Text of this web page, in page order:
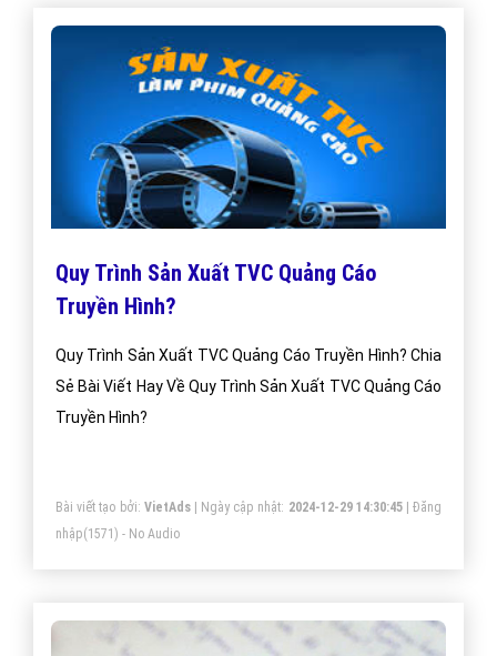
Quy Trình Sản Xuất TVC Quảng Cáo
Truyền Hình?
Quy Trình Sản Xuất TVC Quảng Cáo Truyền Hình? Chia
Sẻ Bài Viết Hay Về Quy Trình Sản Xuất TVC Quảng Cáo
Truyền Hình?
Bài viết tạo bởi: VietAds| Ngày cập nhật: 2024-12-29 14:30:45|Đăng
nhập(1571) - No Audio